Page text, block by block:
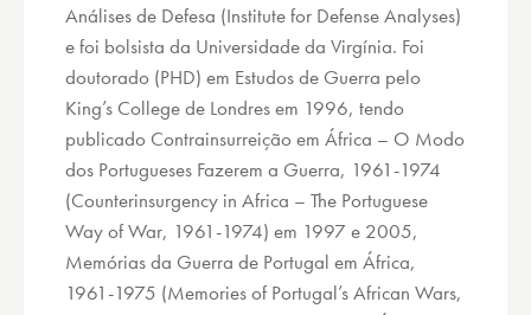
Análises de Defesa (Institute for Defense Analyses)
e foi bolsista da Universidade da Virgínia. Foi
doutorado (PHD) em Estudos de Guerra pelo
King’s College de Londres em 1996, tendo
publicado Contrainsurreição em África – O Modo
dos Portugueses Fazerem a Guerra, 1961-1974
(Counterinsurgency in Africa – The Portuguese
Way of War, 1961-1974) em 1997 e 2005,
Memórias da Guerra de Portugal em África,
1961-1975 (Memories of Portugal’s African Wars,